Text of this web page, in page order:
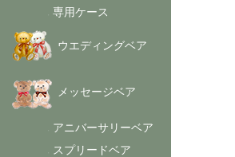
- 専用ケース
ウエディングベア
メッセージベア
- アニバーサリーベア
- スプリードベア